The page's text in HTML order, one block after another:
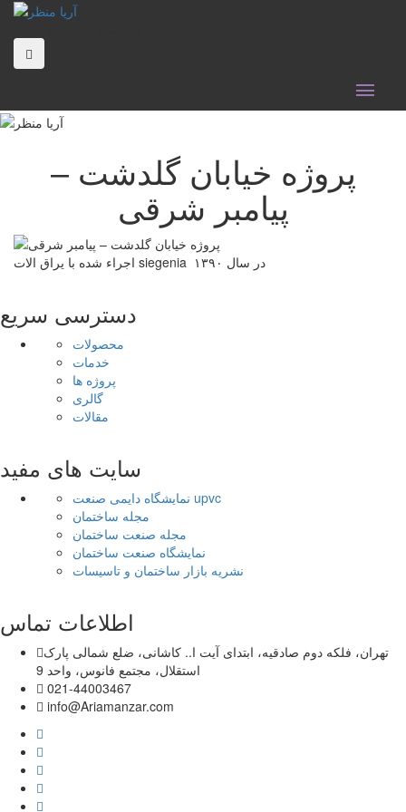
پروژه خیابان گلدشت –
پیامبر شرقی
اجراء شده با یراق الات siegenia در سال ۱۳۹۰
دسترسی سریع
محصولات
خدمات
پروژه ها
گالری
مقالات
سایت های مفید
نمایشگاه دایمی صنعت upvc
مجله ساختمان
مجله صنعت ساختمان
نمایشگاه صنعت ساختمان
نشریه بازار ساختمان و تاسیسات
اطلاعات تماس
تهران، فلکه دوم صادقیه، ابتدای آیت ا.. کاشانی، ضلع شمالی پارک
استقلال، مجتمع فانوس، واحد 9
021-44003467
info@Ariamanzar.com